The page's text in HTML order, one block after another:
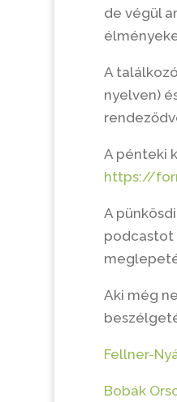
de végül
A
nyelven)
A pénteki
https://
A
podcastot
Aki még
Fellner-
Bobák